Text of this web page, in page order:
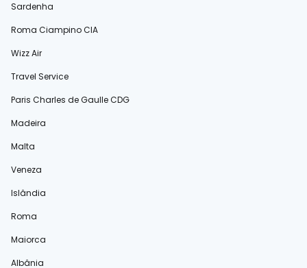
Sardenha
Roma Ciampino CIA
Wizz Air
Travel Service
Paris Charles de Gaulle CDG
Madeira
Malta
Veneza
Islândia
Roma
Maiorca
Albânia